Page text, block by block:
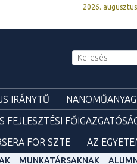
2026.
IRÁNYTŰ
FEJLESZTÉSI
FOR SZTE AZ
MUNKATÁRSAKNAK